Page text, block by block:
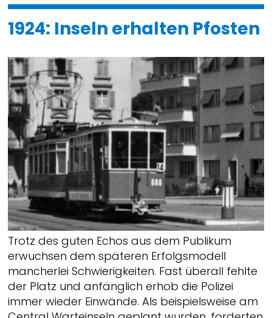
1924: Inseln erhalten Pfosten
Trotz des guten Echos aus dem Publikum
erwuchsen dem späteren Erfolgsmodell
mancherlei Schwierigkeiten. Fast überall fehlte
der Platz und anfänglich erhob die Polizei
immer wieder Einwände. Als beispielsweise am